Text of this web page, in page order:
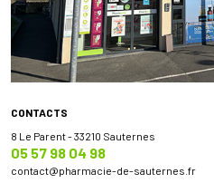
CONTACTS
8 Le Parent - 33210 Sauternes
05 57 98 04 98
contact@pharmacie-de-sauternes.fr